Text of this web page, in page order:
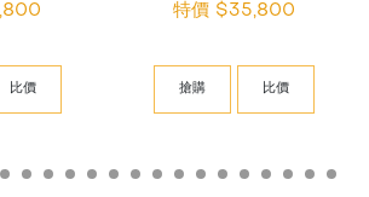
比價
特價 $35,800
搶購 比價